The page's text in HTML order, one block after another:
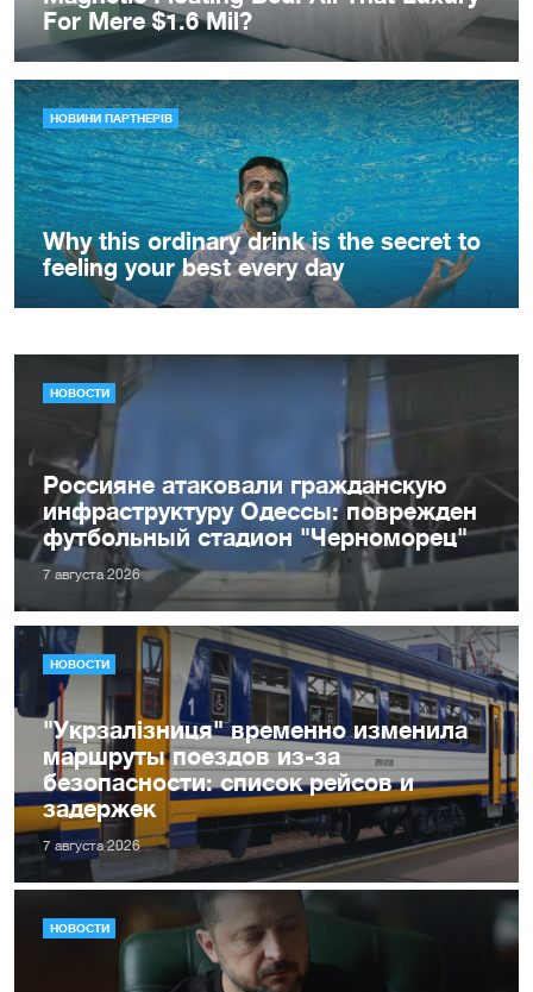
НОВОСТИ
Россияне атаковали гражданскую
инфраструктуру Одессы: поврежден
футбольный стадион "Черноморец"
7 августа 2026
НОВОСТИ
"Укрзалізниця" временно изменила
маршруты поездов из-за
безопасности: список рейсов и
задержек
7 августа 2026
НОВОСТИ